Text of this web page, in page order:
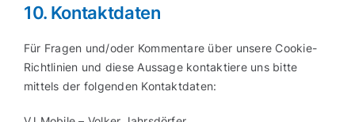
10. Kontaktdaten
Für Fragen und/oder Kommentare über unsere Cookie-
Richtlinien und diese Aussage kontaktiere uns bitte
mittels der folgenden Kontaktdaten: